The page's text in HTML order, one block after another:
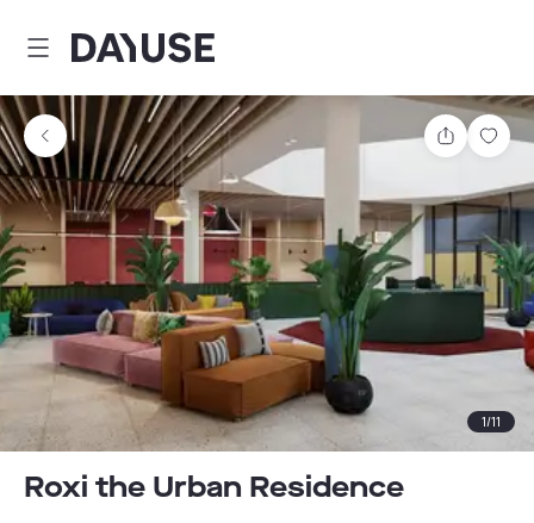
Dayuse
Partager
1/11
Roxi the Urban Residence